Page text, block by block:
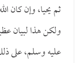
ثم يحيا، وإن كان
ولكن هذا لبيان
عليه وسلم، على